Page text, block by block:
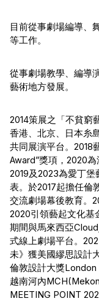
目前從事劇場編導、
等工作。
從事劇場教學、編導
藝術地方發展。
2014策展之「不貧窮
香港、北京、日本糸
共同展演平台。2018
Award”獎項，2020
2019及2023為愛丁
表。於2017起擔任倫
交流劇場幕後教育。
2020引領藝起文化基
期間與馬來西亞
式線上劇場平台。
未》獲美國繆思設計
倫敦設計大獎
越南河內
MEETING POINT